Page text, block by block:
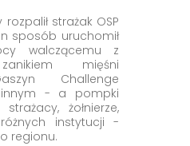
strażak OSP
sposób uruchomił
walczącemu z
mięśni
Challenge
- a pompki
żołnierze,
instytucji -
regionu.